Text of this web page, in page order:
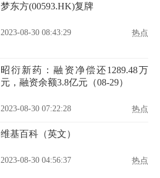
梦东方(00593.HK)复牌
2023-08-30 08:43:29 热点
昭衍新药：融资净偿还1289.48万
元，融资余额3.8亿元（08-29）
2023-08-30 07:22:28 热点
维基百科（英文）
2023-08-30 04:56:37 热点